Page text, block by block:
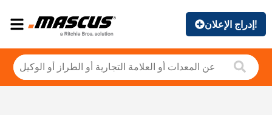
إدراج الإعلان!